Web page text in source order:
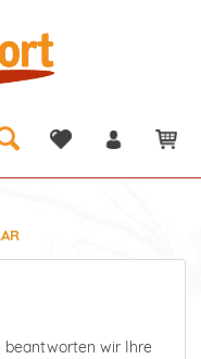
beantworten wir Ihre